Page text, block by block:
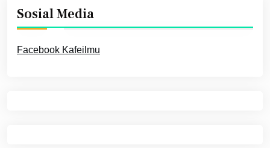
Sosial Media
Facebook Kafeilmu